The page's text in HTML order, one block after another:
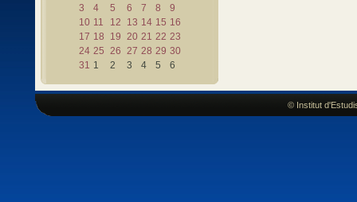
3
4 5 6 7 8
9
10 11 12 13 14 15 16
17 18 19 20 21 22 23
24 25 26 27 28 29 30
31 1 2 3 4 5 6
© Institut